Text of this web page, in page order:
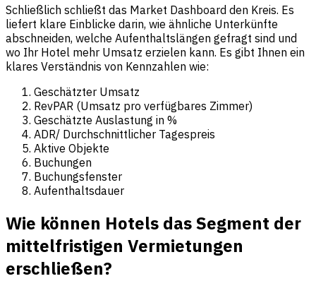
Schließlich schließt das Market Dashboard den Kreis. Es
liefert klare Einblicke darin, wie ähnliche Unterkünfte
abschneiden, welche Aufenthaltslängen gefragt sind und
wo Ihr Hotel mehr Umsatz erzielen kann. Es gibt Ihnen ein
klares Verständnis von Kennzahlen wie:
Geschätzter Umsatz
RevPAR (Umsatz pro verfügbares Zimmer)
Geschätzte Auslastung in %
ADR/ Durchschnittlicher Tagespreis
Aktive Objekte
Buchungen
Buchungsfenster
Aufenthaltsdauer
Wie können Hotels das Segment der
mittelfristigen Vermietungen
erschließen?